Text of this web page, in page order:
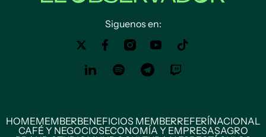
Siguenos en:
HOMEMEMBERBENEFICIOS MEMBERREFERÍNACIONAL
CAFÉ Y NEGOCIOSECONOMÍA Y EMPRESASAGRO